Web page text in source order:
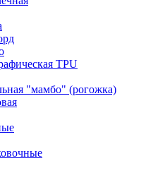
TPU
"мамбо" (рогожка)